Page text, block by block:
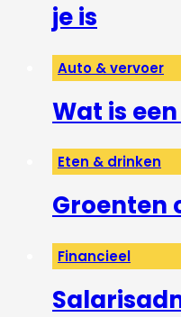
je is
Auto & vervoer
Wat is
Eten & drinken
Groenten
Financieel